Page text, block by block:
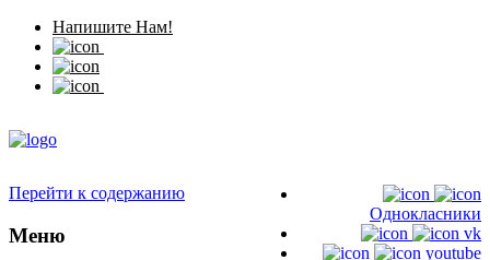
Напишите Нам!
Однокласники
vk
youtube
Перейти к содержанию
Меню